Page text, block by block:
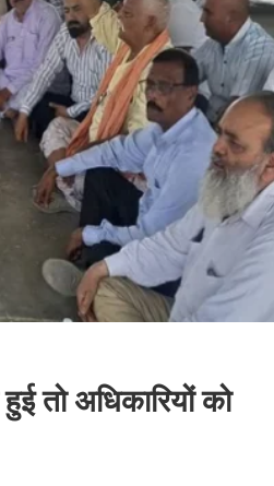
तो अधिकारियों को